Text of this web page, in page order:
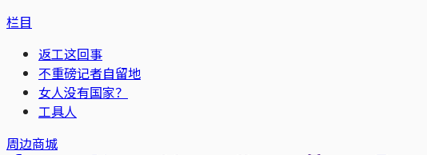
栏目
返工这回事
不重磅记者自留地
女人没有国家？
工具人
周边商城